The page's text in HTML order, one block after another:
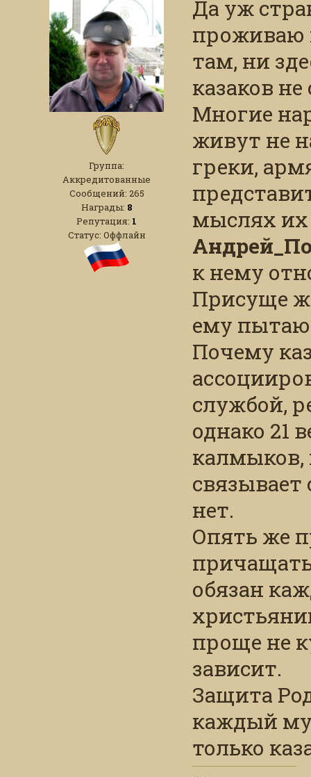
Группа:
Аккредитованные
Сообщений: 265
Награды: 8
Репутация: 1
Статус: Оффлайн
Да уж
проживаю
там, ни
казаков
Многие
живут не
греки,
мыслях их
к нему
Присуще
ему
Почему
службой,
однако 21
калмыков,
связывает
нет.
Опять же
обязан
проще не
зависит.
Защита
каждый
только